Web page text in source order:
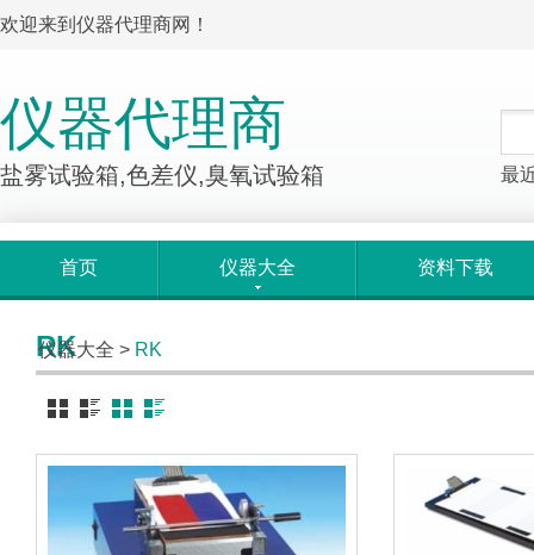
欢迎来到仪器代理商网！
仪器代理商
盐雾试验箱,色差仪,臭氧试验箱 最
首页 仪器大全 资料下载
仪器大全 > RK
RK